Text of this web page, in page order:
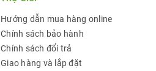
Hướng dẫn mua hàng online
Chính sách bảo hành
Chính sách đổi trả
Giao hàng và lắp đặt